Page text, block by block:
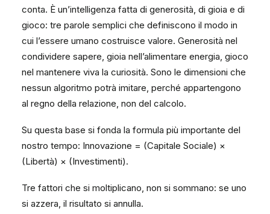
conta. È un’intelligenza fatta di generosità, di gioia e di
gioco: tre parole semplici che definiscono il modo in
cui l’essere umano costruisce valore. Generosità nel
condividere sapere, gioia nell’alimentare energia, gioco
nel mantenere viva la curiosità. Sono le dimensioni che
nessun algoritmo potrà imitare, perché appartengono
al regno della relazione, non del calcolo.
Su questa base si fonda la formula più importante del
nostro tempo: Innovazione = (Capitale Sociale) ×
(Libertà) × (Investimenti).
Tre fattori che si moltiplicano, non si sommano: se uno
si azzera, il risultato si annulla.